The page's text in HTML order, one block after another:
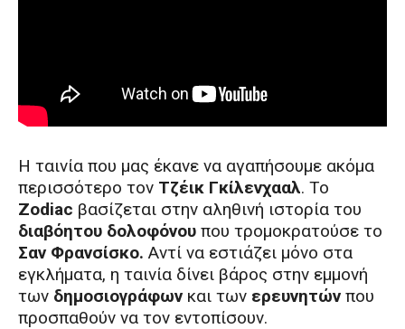
Η ταινία που μας έκανε να αγαπήσουμε ακόμα
περισσότερο τον Τζέικ Γκίλενχααλ. Το
Zodiac βασίζεται στην αληθινή ιστορία του
διαβόητου δολοφόνου που τρομοκρατούσε το
Σαν Φρανσίσκο. Αντί να εστιάζει μόνο στα
εγκλήματα, η ταινία δίνει βάρος στην εμμονή
των δημοσιογράφων και των ερευνητών που
προσπαθούν να τον εντοπίσουν.